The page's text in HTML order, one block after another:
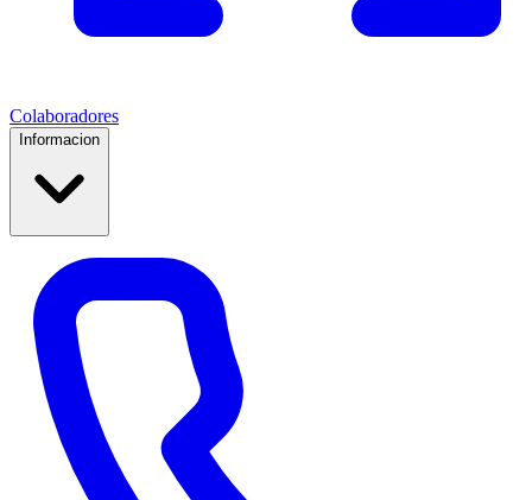
Colaboradores
Informacion